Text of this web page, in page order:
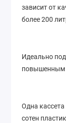
зависит от
более 200
Идеально
повышенным
Одна
сотен